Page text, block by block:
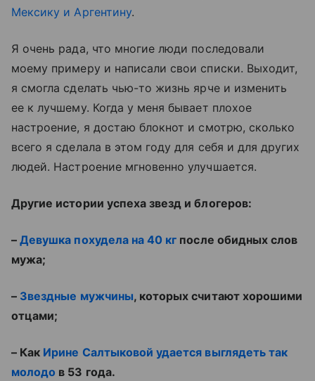
Мексику и Аргентину.
Я очень рада, что многие люди последовали
моему примеру и написали свои списки. Выходит,
я смогла сделать чью-то жизнь ярче и изменить
ее к лучшему. Когда у меня бывает плохое
настроение, я достаю блокнот и смотрю, сколько
всего я сделала в этом году для себя и для других
людей. Настроение мгновенно улучшается.
Другие истории успеха звезд и блогеров:
–Девушка похудела на 40 кг после обидных слов
мужа;
– Звездные мужчины, которых считают хорошими
отцами;
– Как Ирине Салтыковой удается выглядеть так
молодо в 53 года.